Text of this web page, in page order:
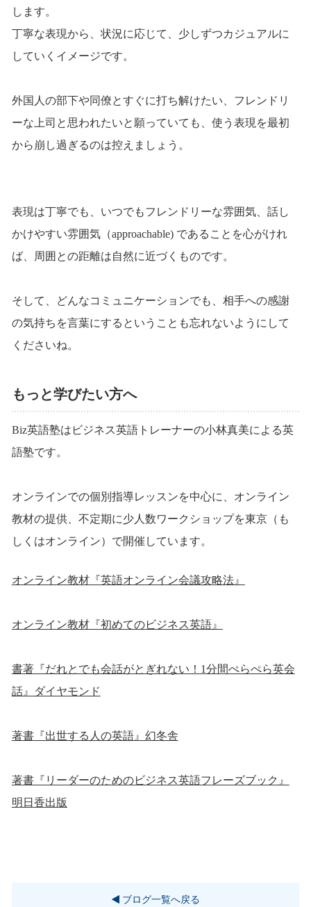
します。
丁寧な表現から、状況に応じて、少しずつカジュアルに
していくイメージです。
外国人の部下や同僚とすぐに打ち解けたい、フレンドリ
ーな上司と思われたいと願っていても、使う表現を最初
から崩し過ぎるのは控えましょう。
表現は丁寧でも、いつでもフレンドリーな雰囲気、話し
かけやすい雰囲気（approachable) であることを心がけれ
ば、周囲との距離は自然に近づくものです。
そして、どんなコミュニケーションでも、相手への感謝
の気持ちを言葉にするということも忘れないようにして
くださいね。
もっと学びたい方へ
Biz英語塾はビジネス英語トレーナーの小林真美による英
語塾です。
オンラインでの個別指導レッスンを中心に、オンライン
教材の提供、不定期に少人数ワークショップを東京（も
しくはオンライン）で開催しています。
オンライン教材『英語オンライン会議攻略法』
オンライン教材『初めてのビジネス英語』
書著『だれとでも会話がとぎれない！1分間ぺらぺら英会
話』ダイヤモンド
著書『出世する人の英語』幻冬舎
著書『リーダーのためのビジネス英語フレーズブック』
明日香出版
ブログ一覧へ戻る